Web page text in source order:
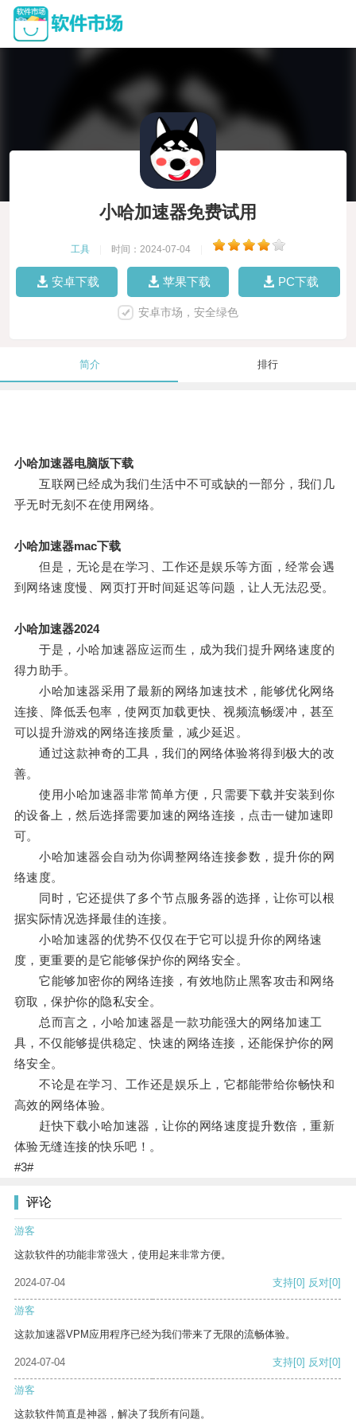
小哈加速器免费试用
工具 时间：2024-07-04
安卓下载 苹果下载 PC下载
安卓市场，安全绿色
简介 排行
小哈加速器电脑版下载
互联网已经成为我们生活中不可或缺的一部分，我们几
乎无时无刻不在使用网络。
小哈加速器mac下载
但是，无论是在学习、工作还是娱乐等方面，经常会遇
到网络速度慢、网页打开时间延迟等问题，让人无法忍受。
小哈加速器2024
于是，小哈加速器应运而生，成为我们提升网络速度的
得力助手。
小哈加速器采用了最新的网络加速技术，能够优化网络
连接、降低丢包率，使网页加载更快、视频流畅缓冲，甚至
可以提升游戏的网络连接质量，减少延迟。
通过这款神奇的工具，我们的网络体验将得到极大的改
善。
使用小哈加速器非常简单方便，只需要下载并安装到你
的设备上，然后选择需要加速的网络连接，点击一键加速即
可。
小哈加速器会自动为你调整网络连接参数，提升你的网
络速度。
同时，它还提供了多个节点服务器的选择，让你可以根
据实际情况选择最佳的连接。
小哈加速器的优势不仅仅在于它可以提升你的网络速
度，更重要的是它能够保护你的网络安全。
它能够加密你的网络连接，有效地防止黑客攻击和网络
窃取，保护你的隐私安全。
总而言之，小哈加速器是一款功能强大的网络加速工
具，不仅能够提供稳定、快速的网络连接，还能保护你的网
络安全。
不论是在学习、工作还是娱乐上，它都能带给你畅快和
高效的网络体验。
赶快下载小哈加速器，让你的网络速度提升数倍，重新
体验无缝连接的快乐吧！。
#3#
评论
游客
这款软件的功能非常强大，使用起来非常方便。
2024-07-04 支持[0] 反对[0]
游客
这款加速器VPM应用程序已经为我们带来了无限的流畅体验。
2024-07-04 支持[0] 反对[0]
游客
这款软件简直是神器，解决了我所有问题。